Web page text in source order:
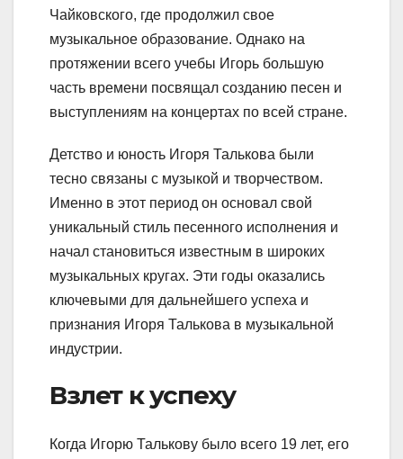
Чайковского, где продолжил свое
музыкальное образование. Однако на
протяжении всего учебы Игорь большую
часть времени посвящал созданию песен и
выступлениям на концертах по всей стране.
Детство и юность Игоря Талькова были
тесно связаны с музыкой и творчеством.
Именно в этот период он основал свой
уникальный стиль песенного исполнения и
начал становиться известным в широких
музыкальных кругах. Эти годы оказались
ключевыми для дальнейшего успеха и
признания Игоря Талькова в музыкальной
индустрии.
Взлет к успеху
Когда Игорю Талькову было всего 19 лет, его